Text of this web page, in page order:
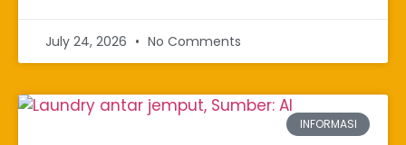
July 24, 2026 No Comments
INFORMASI